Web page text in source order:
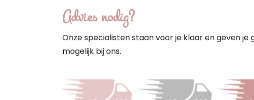
Advies nodig?
Onze specialisten staan voor je klaar en geven
mogelijk bij ons.